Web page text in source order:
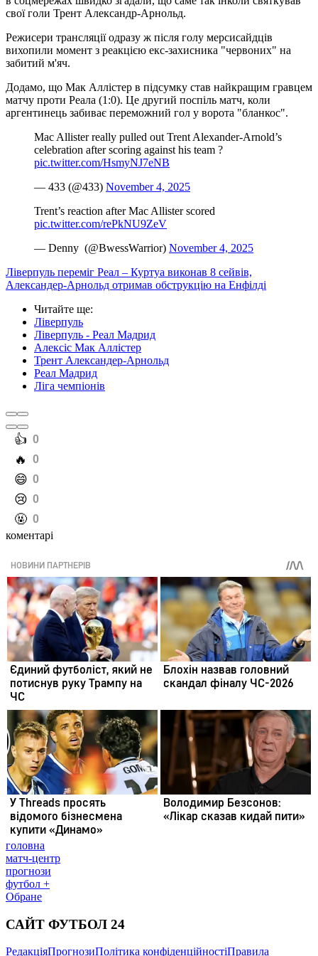
свої голи Трент Александр-Арнольд.
Режисери трансляції одразу ж після голу мерсисайдців
вихопили момент з реакцією екс-захисника "червоних" на
забитий м'яч.
Додамо, що Мак Аллістер в підсумку став найкращим гравцем
матчу проти Реала (1:0). Це другий поспіль матч, коли
аргентинець забиває переможний гол у ворота "бланкос".
Mac Allister really pulled out Trent Alexander-Arnold’s
celebration after scoring against his team ?
pic.twitter.com/HsmyNJ7eNB
— 433 (@433) November 4, 2025
Trent’s reaction after Mac Allister scored
pic.twitter.com/rePkNU9ZeV
— Denny ️️ (@BwessWarrior) November 4, 2025
Ліверпуль переміг Реал – Куртуа виконав 8 сейвів,
Александер-Арнольд отримав обструкцію на Енфілді
Читайте ще:
Ліверпуль
Ліверпуль - Реал Мадрид
Алексіс Мак Аллістер
Трент Александер-Арнольд
Реал Мадрид
Ліга чемпіонів
️👍 0
️🔥 0
️😄 0
️😢 0
️🤬 0
коментарі
головна
матч-центр
прогнози
футбол +
Обране
САЙТ ФУТБОЛ 24
РедакціяПрогнозиПолітика конфіденційностіПравила